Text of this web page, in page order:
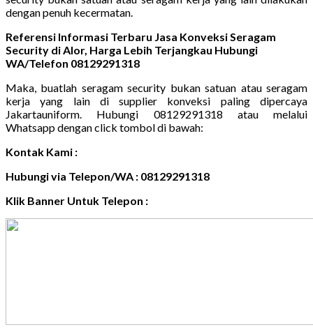
dengan penuh kecermatan.
Referensi Informasi Terbaru Jasa Konveksi Seragam
Security di Alor, Harga Lebih Terjangkau Hubungi
WA/Telefon 08129291318
Maka, buatlah seragam security bukan satuan atau seragam
kerja yang lain di supplier konveksi paling dipercaya
Jakartauniform. Hubungi 08129291318 atau melalui
Whatsapp dengan click tombol di bawah:
Kontak Kami :
Hubungi via Telepon/WA : 08129291318
Klik Banner Untuk Telepon :